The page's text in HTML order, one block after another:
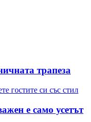
трапеза
гостите си със стил
е само усетът